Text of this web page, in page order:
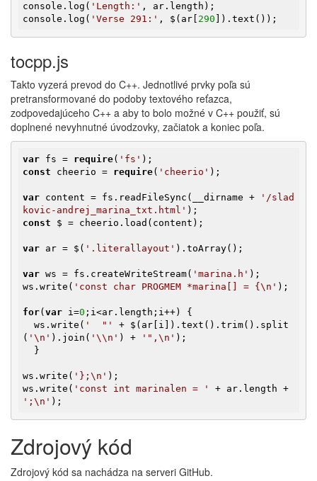
console.log( 'Length:' , ar.length);
console.log( 'Verse 291:' , $(ar[ 290 ]).text());
tocpp.js
Takto vyzerá prevod do C++. Jednotlivé prvky poľa sú
pretransformované do podoby textového reťazca,
zodpovedajúceho C++ a aby to bolo možné v C++ použiť, sú
doplnené nevyhnutné úvodzovky, začiatok a koniec poľa.
var fs = require( 'fs'
const cheerio = require( 'cheerio' );
var content = fs.readFileSync(__dirname +
'/slad
kovic-andrej_marina_txt.html'
const $ = cheerio.load(content);
var ar = $( '.literallayout' ).toArray();
var ws = fs.createWriteStream( 'marina.h' );
ws.write( 'const char PROGMEM *marina[] = {\n' );
for(var i=0 ;i<ar.length;i++) {
  ws.write(
'  "'
+ $(ar[i]).text().trim().split
( '\n' ).join( '\\n' ) + '",\n' );
ws.write( '};\n' );
ws.write( 'const int marinalen = '
';\n' );
Zdrojový kód
Zdrojový kód sa nachádza na serveri GitHub.